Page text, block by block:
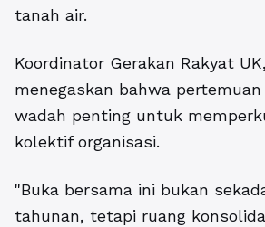
tanah air.
Koordinator Gerakan Rakyat
menegaskan bahwa
wadah penting untuk
kolektif organisasi.
"Buka bersama ini bukan
tahunan, tetapi ruang